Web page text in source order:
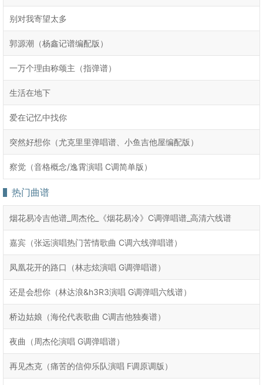
别对我寄望太多
郭源潮（杨鑫记谱编配版）
一万个理由称颂主（指弹谱）
生活在地下
爱在记忆中找你
突然好想你（尤克里里弹唱谱、小鱼吉他屋编配版）
察觉（音格概念/逸霄演唱 C调简单版）
热门曲谱
烟花易冷吉他谱_周杰伦_《烟花易冷》C调弹唱谱_高清六线谱
嘉宾（张远演唱热门苦情歌曲 C调六线弹唱谱）
凤凰花开的路口（林志炫演唱 G调弹唱谱）
还是会想你（林达浪&h3R3演唱 G调弹唱六线谱）
桥边姑娘（海伦代表歌曲 C调吉他独奏谱）
夜曲（周杰伦演唱 G调弹唱谱）
再见杰克（痛苦的信仰乐队演唱 F调原调版）